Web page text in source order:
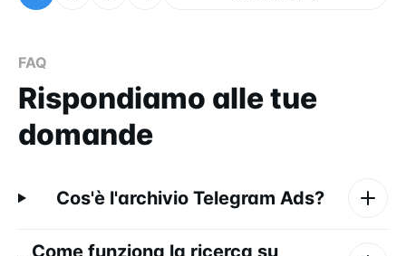
FAQ
Rispondiamo alle tue
domande
Cos'è l'archivio Telegram Ads?
Come funziona la ricerca su